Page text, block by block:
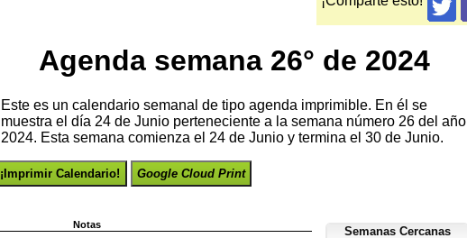
Agenda semana 26° de 2024
Este es un calendario semanal de tipo agenda imprimible. En él se
muestra el día 24 de Junio perteneciente a la semana número 26 del año
2024. Esta semana comienza el 24 de Junio y termina el 30 de Junio.
¡Imprimir Calendario! Google Cloud Print
Notas Semanas Cercanas